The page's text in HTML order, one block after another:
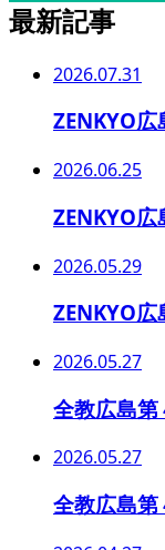
最新記事
2026.07.31
ZENKYO
2026.06.25
ZENKYO
2026.05.29
ZENKYO広
2026.05.27
全教広島
2026.05.27
全教広島